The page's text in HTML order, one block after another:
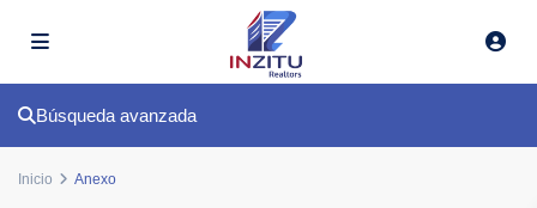
Búsqueda avanzada
Inicio Anexo